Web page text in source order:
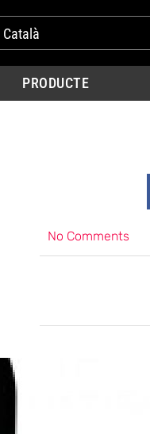
Català
PRODUCTE
No Comments